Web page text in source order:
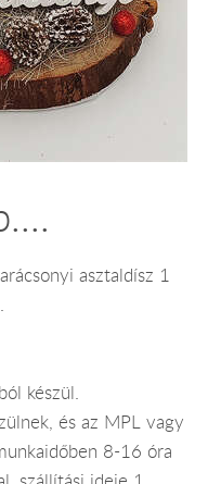
asztaldísz 1
készül.
és az MPL vagy
8-16 óra